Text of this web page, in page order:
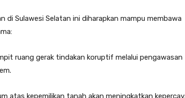
di Sulawesi Selatan ini diharapkan mampu membawa
ruang gerak tindakan koruptif melalui pengawasan
atas kepemilikan tanah akan meningkatkan